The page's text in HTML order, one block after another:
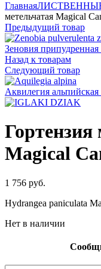
Главная
метельчатая Magical
Предыдущий товар
Зеновия припудренная
Назад к товарам
Следующий товар
Аквилегия альпийская
Гортензия
Magical
1 756 руб.
Hydrangea paniculata
Нет в наличии